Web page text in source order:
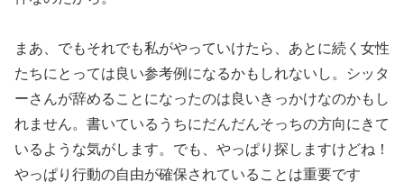
まあ、でもそれでも私がやっていけたら、あとに続く女性
たちにとっては良い参考例になるかもしれないし。シッタ
ーさんが辞めることになったのは良いきっかけなのかもし
れません。書いているうちにだんだんそっちの方向にきて
いるような気がします。でも、やっぱり探しますけどね！
やっぱり行動の自由が確保されていることは重要です